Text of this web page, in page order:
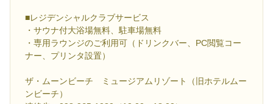
■レジデンシャルクラブサービス
・サウナ付大浴場無料、駐車場無料
・専用ラウンジのご利用可（ドリンクバー、PC閲覧コー
ナー、プリンタ設置）
ザ・ムーンビーチ ミュージアムリゾート（旧ホテルムー
ンビーチ）